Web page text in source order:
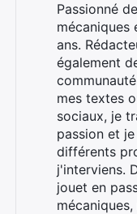
Passionné
mécaniques
ans.
également
mes textes
sociaux, je
passion et
différents
j'interviens.
jouet en